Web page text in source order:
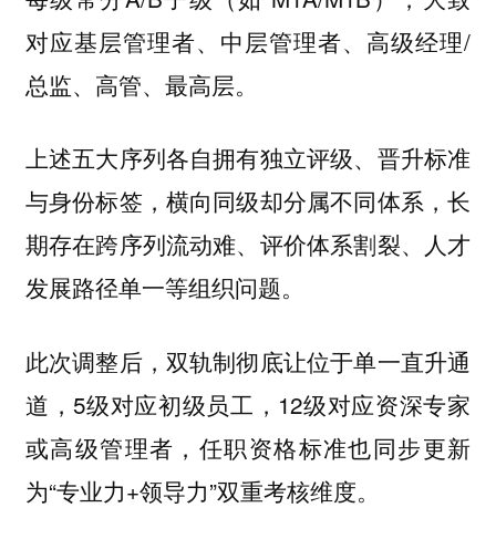
对应基层管理者、中层管理者、高级经理/
总监、高管、最高层。
上述五大序列各自拥有独立评级、晋升标准
与身份标签，横向同级却分属不同体系，长
期存在跨序列流动难、评价体系割裂、人才
发展路径单一等组织问题。
此次调整后，双轨制彻底让位于单一直升通
道，5级对应初级员工，12级对应资深专家
或高级管理者，任职资格标准也同步更新
为“专业力+领导力”双重考核维度。